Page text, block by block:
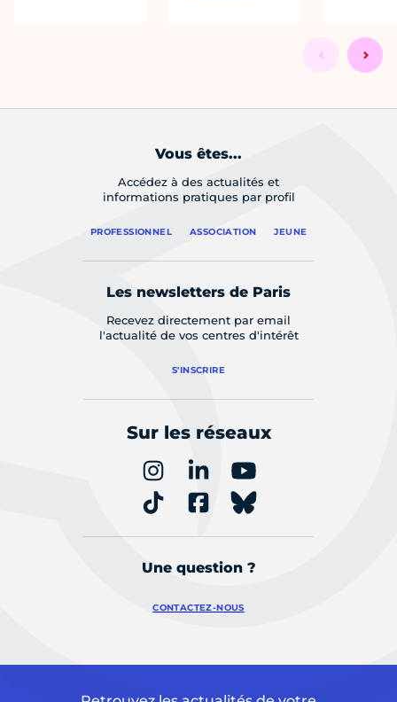
Vous êtes...
Accédez à des actualités et
informations pratiques par profil
PROFESSIONNEL ASSOCIATION JEUNE
Les newsletters de Paris
Recevez directement par email
l'actualité de vos centres d'intérêt
S'INSCRIRE
Sur les réseaux
Une question ?
CONTACTEZ-NOUS